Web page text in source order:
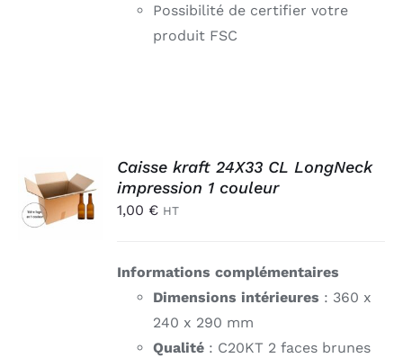
Possibilité de certifier votre
produit FSC
AU
PANIER
/
Caisse kraft 24X33 CL LongNeck
impression 1 couleur
1,00 € HT
Informations complémentaires
Dimensions intérieures : 360 x
240 x 290 mm
Qualité : C20KT 2 faces brunes